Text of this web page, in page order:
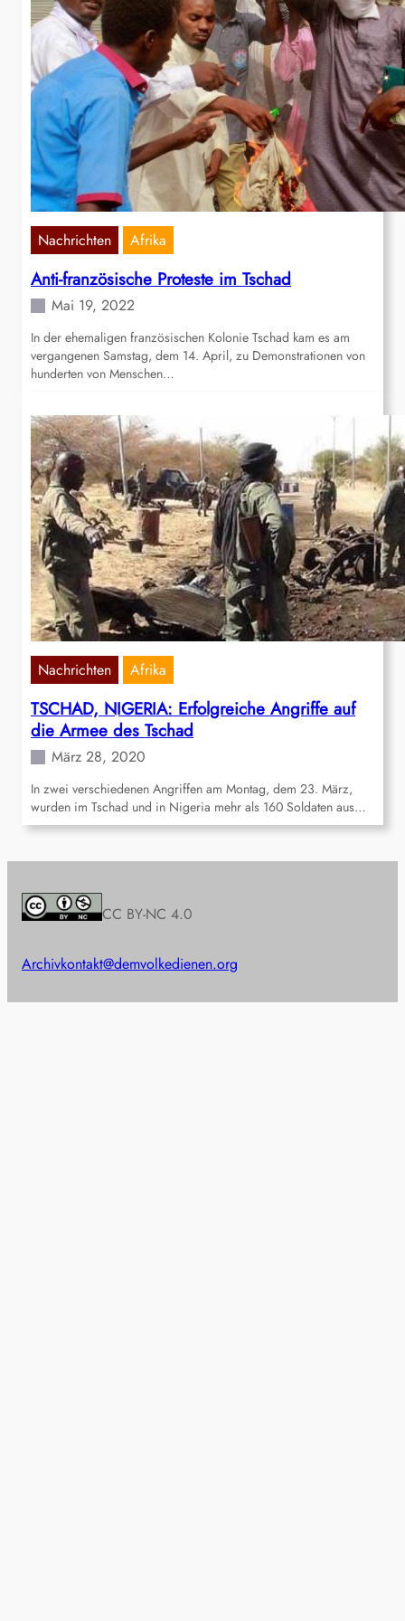
Nachrichten Afrika
Anti-französische Proteste im Tschad
Mai 19, 2022
In der ehemaligen französischen Kolonie Tschad kam es am
vergangenen Samstag, dem 14. April, zu Demonstrationen von
hunderten von Menschen…
Nachrichten Afrika
TSCHAD, NIGERIA: Erfolgreiche Angriffe auf
die Armee des Tschad
März 28, 2020
In zwei verschiedenen Angriffen am Montag, dem 23. März,
wurden im Tschad und in Nigeria mehr als 160 Soldaten aus…
CC BY-NC 4.0
Archivkontakt@demvolkedienen.org